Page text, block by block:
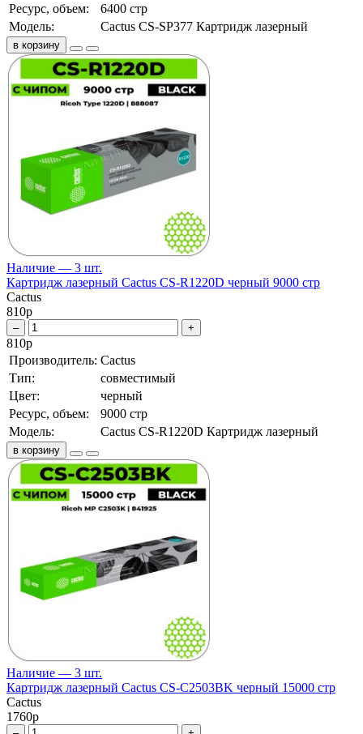
Ресурс, объем:
6400 стр
Модель:
Cactus CS-SP377 Картридж лазерный
в корзину
Наличие — 3 шт.
Картридж лазерный Cactus CS-R1220D черный 9000 стр
Cactus
810р
– +
810р
Производитель: Cactus
Тип:
совместимый
Цвет:
черный
Ресурс, объем:
9000 стр
Модель:
Cactus CS-R1220D Картридж лазерный
в корзину
Наличие — 3 шт.
Картридж лазерный Cactus CS-C2503BK черный 15000 стр
Cactus
1760р